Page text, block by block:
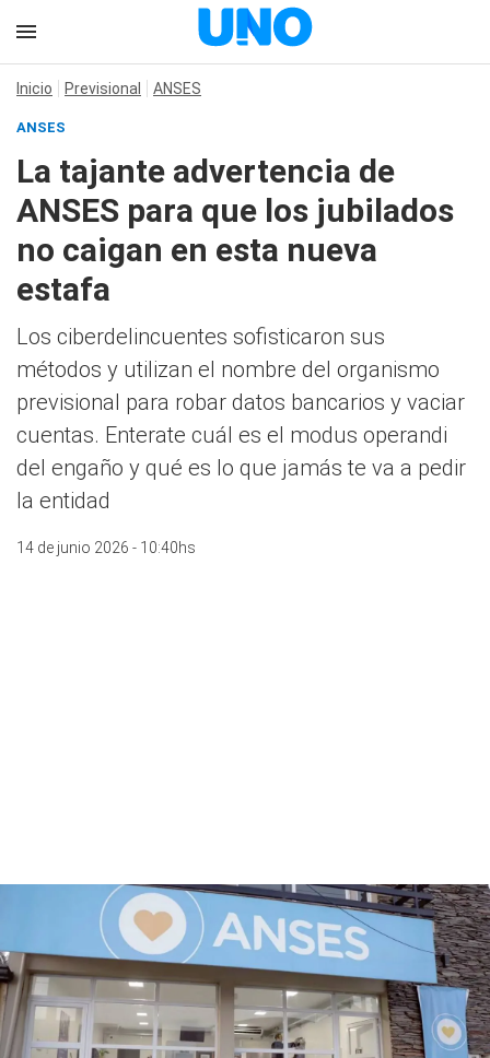
Inicio Previsional ANSES
ANSES
La tajante advertencia de
ANSES para que los jubilados
no caigan en esta nueva
estafa
Los ciberdelincuentes sofisticaron sus
métodos y utilizan el nombre del organismo
previsional para robar datos bancarios y vaciar
cuentas. Enterate cuál es el modus operandi
del engaño y qué es lo que jamás te va a pedir
la entidad
14 de junio 2026 - 10:40hs